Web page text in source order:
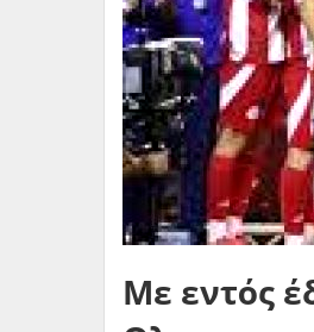
Με εντός